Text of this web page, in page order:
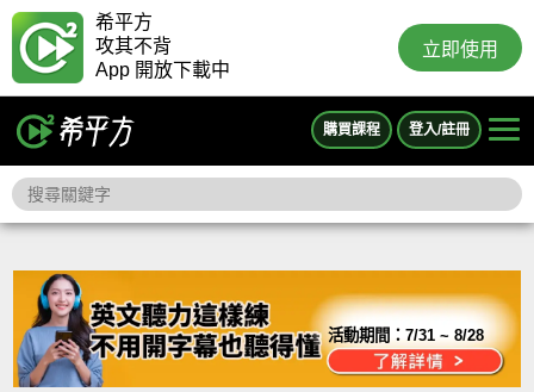
希平方
攻其不背
App 開放下載中
立即使用
購買課程 登入/註冊
活動期間：7/31 ~ 8/28